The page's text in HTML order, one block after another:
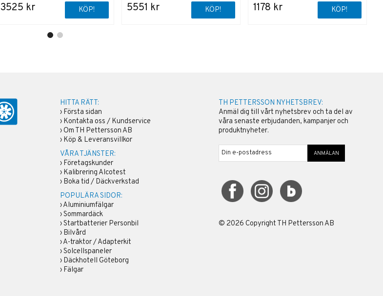
3525 kr KÖP! 5551 kr KÖP! 1178 kr KÖP!
HITTA RÄTT:
› Första sidan
› Kontakta oss / Kundservice
› Om TH Pettersson AB
› Köp & Leveransvillkor
VÅRA TJÄNSTER:
› Företagskunder
› Kalibrering Alcotest
› Boka tid / Däckverkstad
POPULÄRA SIDOR:
›Aluminiumfälgar
›Sommardäck
›Startbatterier Personbil
› Bilvård
›A-traktor / Adapterkit
›Solcellspaneler
› Däckhotell Göteborg
› Fälgar
TH PETTERSSON NYHETSBREV:
Anmäl dig till vårt nyhetsbrev och ta del av
våra senaste erbjudanden, kampanjer och
produktnyheter.
ANMÄLAN
© 2026 Copyright TH Pettersson AB